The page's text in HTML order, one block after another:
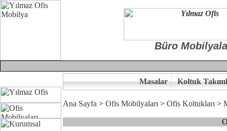
Büro
Masalar Koltuk
Ana Sayfa > Ofis Mobilyaları > Ofis Koltukları >